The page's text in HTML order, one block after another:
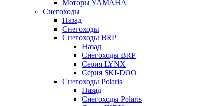
Моторы YAMAHA
Снегоходы
Назад
Снегоходы
Снегоходы BRP
Назад
Снегоходы BRP
Серия LYNX
Серия SKI-DOO
Снегоходы Polaris
Назад
Снегоходы Polaris